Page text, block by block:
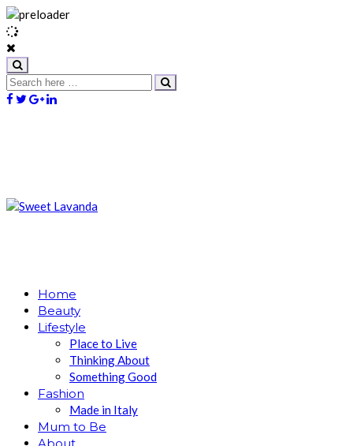
Home
Beauty
Lifestyle
Place to Live
Thinking About
Something Good
Fashion
Made in Italy
Mum to Be